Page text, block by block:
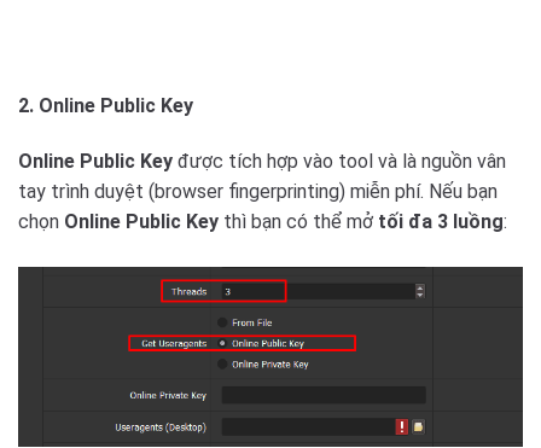
2. Online Public Key
Online Public Key được tích hợp vào tool và là nguồn vân
tay trình duyệt (browser fingerprinting) miễn phí. Nếu bạn
chọn Online Public Key thì bạn có thể mở tối đa 3 luồng: